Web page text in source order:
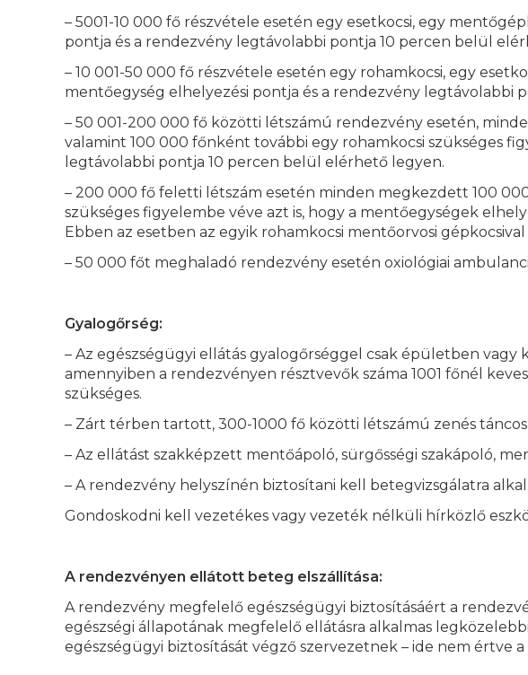
– 5001-10 000 fő részvétele esetén egy esetkocsi, egy
pontja és a rendezvény legtávolabbi pontja 10 percen belül
– 10 001-50 000 fő részvétele esetén egy rohamkocsi, egy
mentőegység elhelyezési pontja és a rendezvény legtávolabbi
– 50 001-200 000 fő közötti létszámú rendezvény esetén,
valamint 100 000 főnként további egy rohamkocsi szükséges
legtávolabbi pontja 10 percen belül elérhető legyen.
– 200 000 fő feletti létszám esetén minden megkezdett 100
szükséges figyelembe véve azt is, hogy a mentőegységek
Ebben az esetben az egyik rohamkocsi mentőorvosi
– 50 000 főt meghaladó rendezvény esetén oxiológiai
Gyalogőrség:
– Az egészségügyi ellátás gyalogőrséggel csak épületben
amennyiben a rendezvényen résztvevők száma 1001 főnél
szükséges.
– Zárt térben tartott, 300-1000 fő közötti létszámú zenés
– Az ellátást szakképzett mentőápoló, sürgősségi szakápoló,
– A rendezvény helyszínén biztosítani kell betegvizsgálatra
Gondoskodni kell vezetékes vagy vezeték nélküli hírközlő
A rendezvényen ellátott beteg elszállítása:
A rendezvény megfelelő egészségügyi biztosításáért a
egészségi állapotának megfelelő ellátásra alkalmas
egészségügyi biztosítását végző szervezetnek – ide nem értve